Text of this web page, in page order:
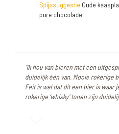
Spijssuggestie Oude
pure chocolade
"Ik hou van bieren met een
duidelijk één van. Mooie rokerige
Feit is wel dat dit een bier is waar
rokerige 'whisky' tonen zijn